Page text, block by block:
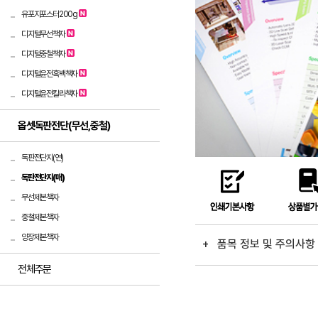
유포지포스터200g
디지털무선책자
디지털중철책자
디지털윤전흑백책자
디지털윤전칼라책자
옵셋독판전단(무선,중철)
독판전단지(연)
독판전단지(매)
무선제본책자
중철제본책자
양장제본책자
전체주문
+ 품목 정보 및 주의사